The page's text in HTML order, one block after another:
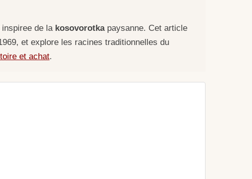
de la kosovorotkapaysanne. Cet article
et explore les racines traditionnelles du
et achat.